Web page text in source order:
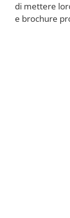
di mettere
e brochure